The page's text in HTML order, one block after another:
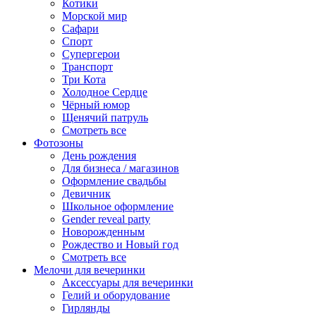
Котики
Морской мир
Сафари
Спорт
Супергерои
Транспорт
Три Кота
Холодное Сердце
Чёрный юмор
Щенячий патруль
Смотреть все
Фотозоны
День рождения
Для бизнеса / магазинов
Оформление свадьбы
Девичник
Школьное оформление
Gender reveal party
Новорожденным
Рождество и Новый год
Смотреть все
Мелочи для вечеринки
Аксессуары для вечеринки
Гелий и оборудование
Гирлянды